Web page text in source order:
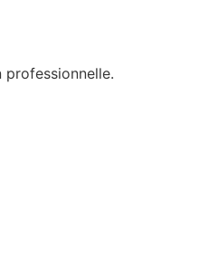
professionnelle.